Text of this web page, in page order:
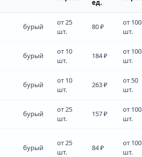
ед.
бурый
от 25
шт.
80 ₽
от 100
шт.
бурый
от 10
шт.
184 ₽
от 100
шт.
бурый
от 10
шт.
263 ₽
от 50
шт.
бурый
от 25
шт.
157 ₽
от 100
шт.
бурый
от 25
шт.
84 ₽
от 100
шт.